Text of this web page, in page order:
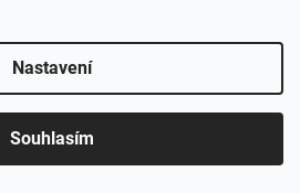
Nastavení
Souhlasím